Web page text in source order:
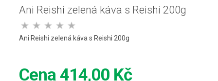
Ani Reishi zelená káva s Reishi 200g
Ani Reishi zelená káva s Reishi 200g
Cena414,00 Kč